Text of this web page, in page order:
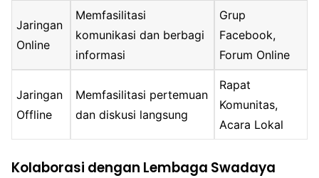
Jaringan
Online
Memfasilitasi
komunikasi dan berbagi
informasi
Grup
Facebook,
Forum Online
Jaringan
Offline
Memfasilitasi pertemuan
dan diskusi langsung
Rapat
Komunitas,
Acara Lokal
Kolaborasi dengan Lembaga Swadaya